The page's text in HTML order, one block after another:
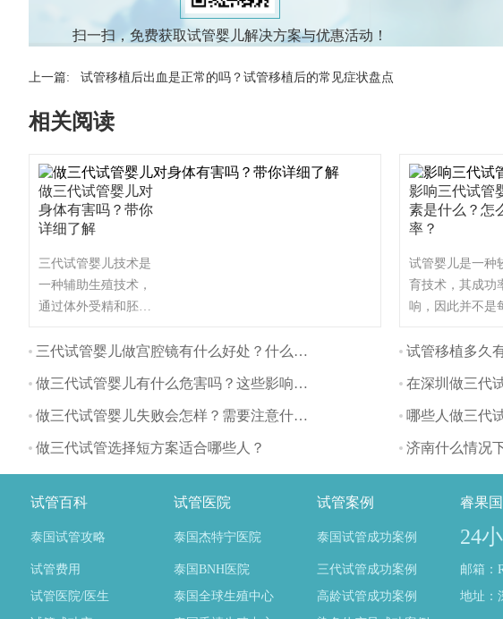
扫一扫，免费获取试管婴儿解决方案与优惠活动！
上一篇: 试管移植后出血是正常的吗？试管移植后的常见症状盘点
相关阅读
做三代试管婴儿对
身体有害吗？带你
详细了解
三代试管婴儿技术是
一种辅助生殖技术，
通过体外受精和胚胎
不育夫妇生育。与自
管婴儿对身体的影响
主要体现在以下几个
三代试管婴儿做宫腔镜有什么好处？什么时间做最好？
做三代试管婴儿有什么危害吗？这些影响要注意
做三代试管婴儿失败会怎样？需要注意什么？
做三代试管选择短方案适合哪些人？
影响三代试管
素是什么？怎
率？
试管婴儿是一种
育技术，其成功
响，因此并不是
也有可能有些人
要因素有哪些呢
更多的试管婴儿
问，解决相关问
试管移植多久
在深圳做三代
哪些人做三代
济南什么情况
试管百科 试管医院 试管案例 睿果
泰国试管攻略 泰国杰特宁医院 泰国试管成功案例 24
试管费用 泰国BNH医院 三代试管成功案例
邮箱：
试管医院/医生
泰国全球生殖中心 高龄试管成功案例
地址：